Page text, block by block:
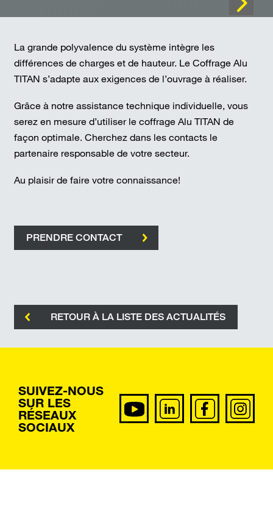
La grande polyvalence du système intègre les
différences de charges et de hauteur. Le Coffrage Alu
TITAN s’adapte aux exigences de l’ouvrage à réaliser.
Grâce à notre assistance technique individuelle, vous
serez en mesure d’utiliser le coffrage Alu TITAN de
façon optimale. Cherchez dans les contacts le
partenaire responsable de votre secteur.
Au plaisir de faire votre connaissance!
PRENDRE CONTACT
RETOUR À LA LISTE DES ACTUALITÉS
SUIVEZ-NOUS
SUR LES
RÉSEAUX
SOCIAUX